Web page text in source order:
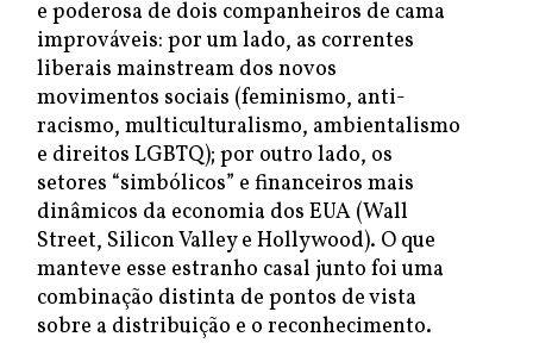
e poderosa de dois companheiros de cama
improváveis: por um lado, as correntes
liberais mainstream dos novos
movimentos sociais (feminismo, anti-
racismo, multiculturalismo, ambientalismo
e direitos LGBTQ); por outro lado, os
setores “simbólicos” e financeiros mais
dinâmicos da economia dos EUA (Wall
Street, Silicon Valley e Hollywood). O que
manteve esse estranho casal junto foi uma
combinação distinta de pontos de vista
sobre a distribuição e o reconhecimento.